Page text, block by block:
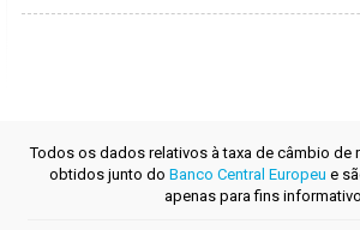
Todos os dados relativos à taxa de câmbio de
obtidos junto do Banco Central Europeu e
apenas para fins